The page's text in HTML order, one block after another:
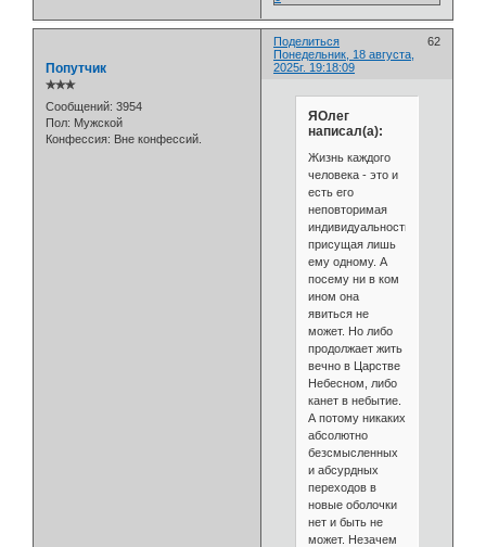
Поделиться
62
Понедельник, 18 августа,
2025г. 19:18:09
Попутчик
✯✯✯
Сообщений: 3954
Пол: Мужской
Конфессия: Вне конфессий.
ЯОлег
написал(а):
Жизнь каждого
человека - это и
есть его
неповторимая
индивидуальность,
присущая лишь
ему одному. А
посему ни в ком
ином она
явиться не
может. Но либо
продолжает жить
вечно в Царстве
Небесном, либо
канет в небытие.
А потому никаких
абсолютно
безсмысленных
и абсурдных
переходов в
новые оболочки
нет и быть не
может. Незачем